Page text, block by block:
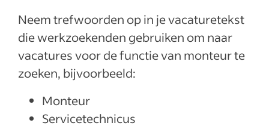
Neem trefwoorden op in je vacaturetekst
die werkzoekenden gebruiken om naar
vacatures voor de functie van monteur te
zoeken, bijvoorbeeld:
Monteur
Servicetechnicus